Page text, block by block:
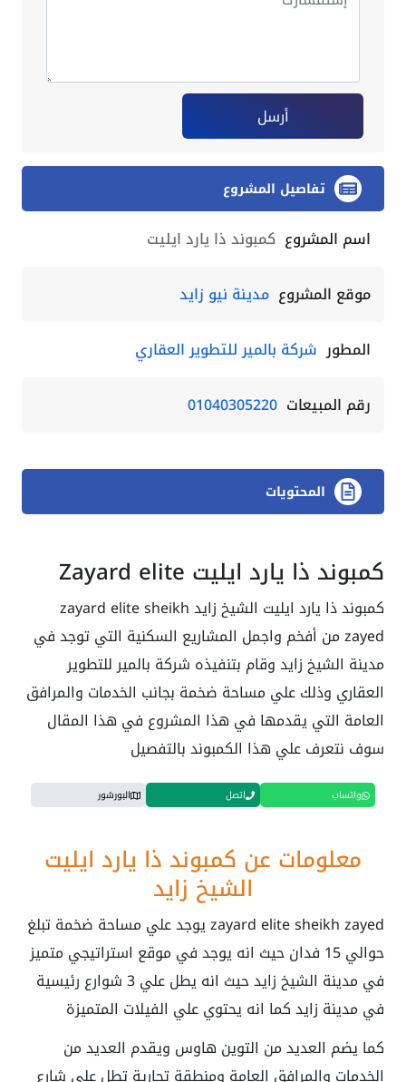
أرسل
تفاصيل المشروع
اسم المشروع كمبوند ذا يارد ايليت
موقع المشروع مدينة نيو زايد
المطور شركة بالمير للتطوير العقاري
رقم المبيعات 01040305220
المحتويات
كمبوند ذا يارد ايليت Zayard elite
كمبوند ذا يارد ايليت الشيخ زايد zayard elite sheikh
zayed من أفخم واجمل المشاريع السكنية التي توجد في
مدينة الشيخ زايد وقام بتنفيذه شركة بالمير للتطوير
العقاري وذلك علي مساحة ضخمة بجانب الخدمات والمرافق
العامة التي يقدمها في هذا المشروع في هذا المقال
سوف نتعرف علي هذا الكمبوند بالتفصيل
واتساب اتصل البورشور
معلومات عن كمبوند ذا يارد ايليت
الشيخ زايد
zayard elite sheikh zayed يوجد علي مساحة ضخمة تبلغ
حوالي 15 فدان حيث انه يوجد في موقع استراتيجي متميز
في مدينة الشيخ زايد حيث انه يطل علي 3 شوارع رئيسية
في مدينة زايد كما انه يحتوي علي الفيلات المتميزة
كما يضم العديد من التوين هاوس ويقدم العديد من
الخدمات والمرافق العامة ومنطقة تجارية تطل علي شارع